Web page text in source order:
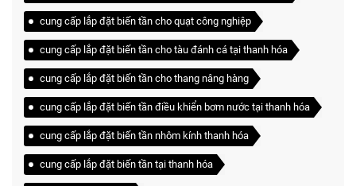
cung cấp lắp đặt biến tần cho quạt công nghiệp
cung cấp lắp đặt biến tần cho tàu đánh cá tại thanh hóa
cung cấp lắp đặt biến tần cho thang nâng hàng
cung cấp lắp đặt biến tần điều khiển bơm nước tại thanh hóa
cung cấp lắp đặt biến tần nhôm kính thanh hóa
cung cấp lắp đặt biến tần tại thanh hóa